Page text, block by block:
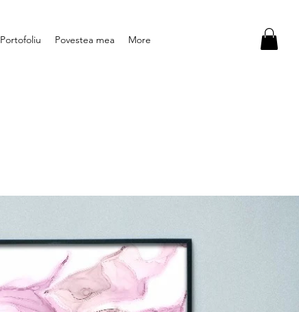
Portofoliu Povestea mea More